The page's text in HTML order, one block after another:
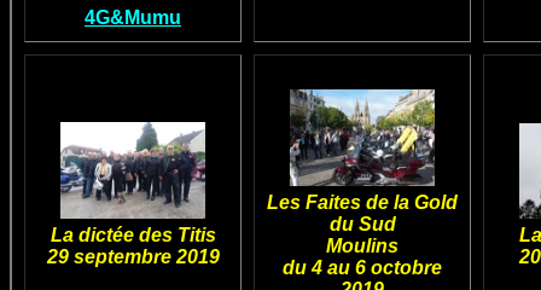
4G&Mumu
La dictée des Titis
29 septembre 2019
Les Faites de la Gold
du Sud
Moulins
du 4 au 6 octobre